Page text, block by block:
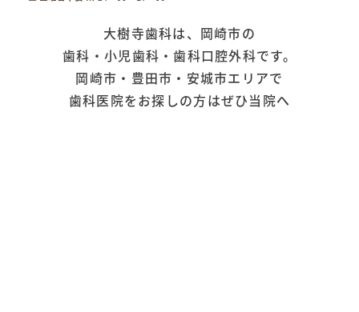
大樹寺歯科は、岡崎市の
歯科・小児歯科・歯科口腔外科です。
岡崎市・豊田市・安城市エリアで
歯科医院をお探しの方はぜひ当院へ